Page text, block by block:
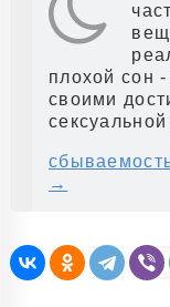
плохой сон
своими
→